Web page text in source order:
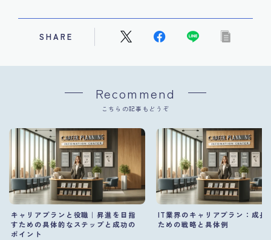
SHARE
Recommend
こちらの記事もどうぞ
キャリアプランと役職｜昇進を目指
すための具体的なステップと成功の
ポイント
IT業界のキャリアプラン：成長
ための戦略と具体例